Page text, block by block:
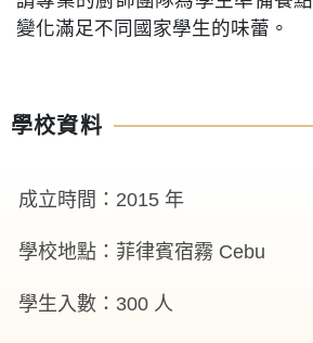
變化滿足不同國家學生的味蕾。
學校資料
成立時間：2015 年
學校地點：菲律賓宿霧 Cebu
學生入數：300 人